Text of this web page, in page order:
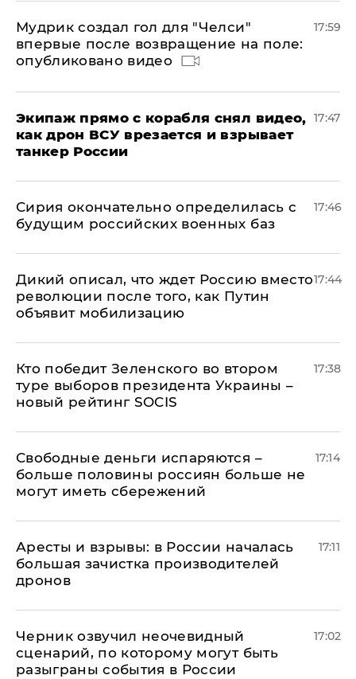
Мудрик создал гол для "Челси"
впервые после возвращение на поле:
опубликовано видео
17:59
Экипаж прямо с корабля снял видео,
как дрон ВСУ врезается и взрывает
танкер России
17:47
Сирия окончательно определилась с
будущим российских военных баз
17:46
Дикий описал, что ждет Россию вместо
революции после того, как Путин
объявит мобилизацию
17:44
Кто победит Зеленского во втором
туре выборов президента Украины –
новый рейтинг SOCIS
17:38
Свободные деньги испаряются –
больше половины россиян больше не
могут иметь сбережений
17:14
Аресты и взрывы: в России началась
большая зачистка производителей
дронов
17:11
Черник озвучил неочевидный
сценарий, по которому могут быть
разыграны события в России
17:02